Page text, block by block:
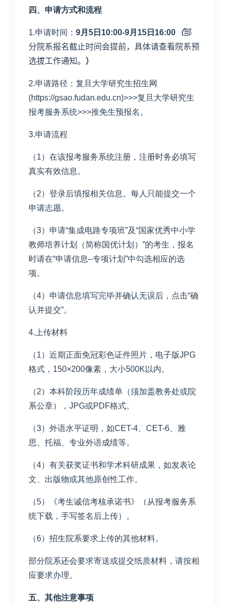
四、申请方式和流程
1.申请时间： 9月 5 日 10:00-9月 15 日 16:00 （部
分院系报名截止时间会提前，具体请查看院系预
选拔工作通知。 ）
2.申请路径：复旦大学研究生招生网
(https://gsao.fudan.edu.cn)>>>复旦大学研究生
报考服务系统>>>推免生预报名。
3.申请流程
（1）在该报考服务系统注册，注册时务必填写
真实有效信息。
（2）登录后填报相关信息。每人只能提交一个
申请志愿。
（3）申请“集成电路专项班”及“国家优秀中小学
教师培养计划（简称国优计划）”的考生，报名
时请在“申请信息–专项计划”中勾选相应的选
项。
（4）申请信息填写完毕并确认无误后，点击“确
认并提交”。
4. 上传材料
（1）近期正面免冠彩色证件照片，电子版JPG
格式， 150×200像素，大小500K 以内。
（2）本科阶段历年成绩单（须加盖教务处或院
系公章）， JPG或PDF格式。
（3）外语水平证明，如CET-4 CET-6 、雅
思、托福、专业外语成绩等。
（4）有关获奖证书和学术科研成果，如发表论
文、出版物或其他原创性工作。
（5）《考生诚信考核承诺书》（从报考服务系
统下载，手写签名后上传）。
（6）招生院系要求上传的其他材料。
部分院系还会要求寄送或提交纸质材料，请按相
应要求办理。
五、其他注意事项